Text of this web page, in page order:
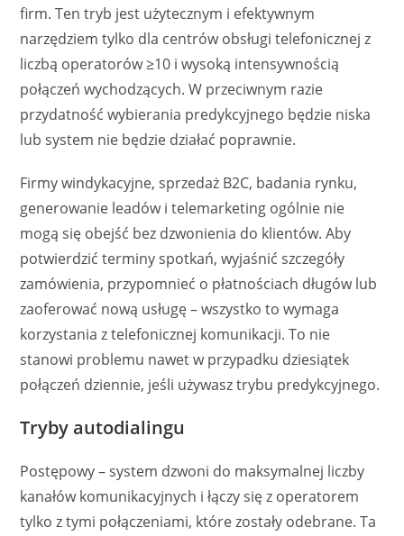
firm. Ten tryb jest użytecznym i efektywnym
narzędziem tylko dla centrów obsługi telefonicznej z
liczbą operatorów ≥10 i wysoką intensywnością
połączeń wychodzących. W przeciwnym razie
przydatność wybierania predykcyjnego będzie niska
lub system nie będzie działać poprawnie.
Firmy windykacyjne, sprzedaż B2C, badania rynku,
generowanie leadów i telemarketing ogólnie nie
mogą się obejść bez dzwonienia do klientów. Aby
potwierdzić terminy spotkań, wyjaśnić szczegóły
zamówienia, przypomnieć o płatnościach długów lub
zaoferować nową usługę – wszystko to wymaga
korzystania z telefonicznej komunikacji. To nie
stanowi problemu nawet w przypadku dziesiątek
połączeń dziennie, jeśli używasz trybu predykcyjnego.
Tryby autodialingu
Postępowy – system dzwoni do maksymalnej liczby
kanałów komunikacyjnych i łączy się z operatorem
tylko z tymi połączeniami, które zostały odebrane. Ta